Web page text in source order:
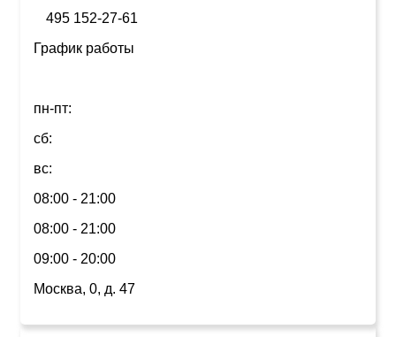
495 152-27-61
График работы
пн-пт:
сб:
вс:
08:00 - 21:00
08:00 - 21:00
09:00 - 20:00
Москва, 0, д. 47